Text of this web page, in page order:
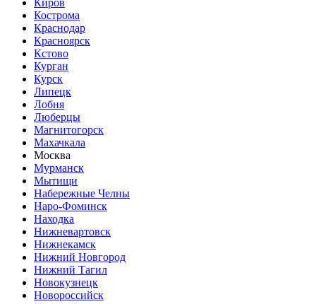
Кострома
Краснодар
Красноярск
Кстово
Курган
Курск
Липецк
Лобня
Люберцы
Магнитогорск
Махачкала
Москва
Мурманск
Мытищи
Набережные Челны
Наро-Фоминск
Находка
Нижневартовск
Нижнекамск
Нижний Новгород
Нижний Тагил
Новокузнецк
Новороссийск